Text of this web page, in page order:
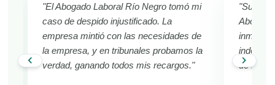
chevron_left
"El Abogado Laboral Río Negro tomó mi
caso de despido injustificado. La
empresa mintió con las necesidades de
la empresa, y en tribunales probamos la
verdad, ganando todos mis recargos."
"Sufría
de Río
chevron_right